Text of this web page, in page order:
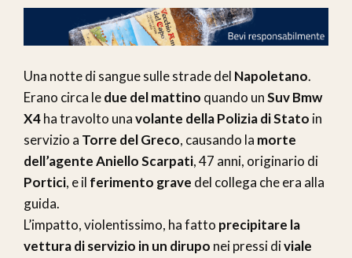
Una notte di sangue sulle strade del Napoletano.
Erano circa ledue del mattino quando unSuv Bmw
X4ha travolto unavolante della Polizia di Stato in
servizio a Torre del Greco, causando la morte
dell’agente Aniello Scarpati, 47 anni, originario di
Portici, e il ferimento grave del collega che era alla
guida.
L’impatto, violentissimo, ha fatto precipitare la
vettura di servizio in un dirupo nei pressi diviale